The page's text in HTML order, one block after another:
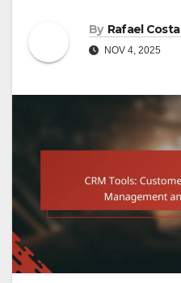
By Rafael Costa
NOV 4, 2025